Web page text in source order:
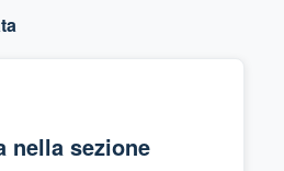
nella sezione